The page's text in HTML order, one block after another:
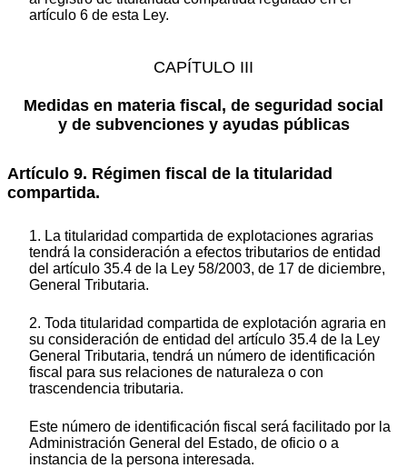
artículo 6 de esta Ley.
CAPÍTULO III
Medidas en materia fiscal, de seguridad social
y de subvenciones y ayudas públicas
Artículo 9. Régimen fiscal de la titularidad
compartida.
1. La titularidad compartida de explotaciones agrarias
tendrá la consideración a efectos tributarios de entidad
del artículo 35.4 de la Ley 58/2003, de 17 de diciembre,
General Tributaria.
2. Toda titularidad compartida de explotación agraria en
su consideración de entidad del artículo 35.4 de la Ley
General Tributaria, tendrá un número de identificación
fiscal para sus relaciones de naturaleza o con
trascendencia tributaria.
Este número de identificación fiscal será facilitado por la
Administración General del Estado, de oficio o a
instancia de la persona interesada.